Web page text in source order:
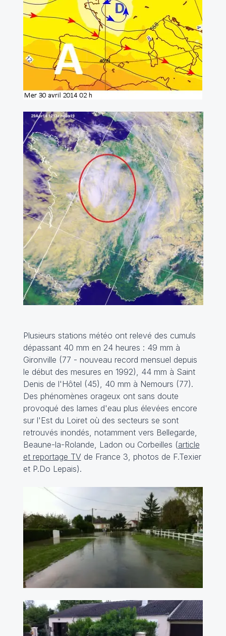
Plusieurs stations météo ont relevé des cumuls
dépassant 40 mm en 24 heures : 49 mm à
Gironville (77 - nouveau record mensuel depuis
le début des mesures en 1992), 44 mm à Saint
Denis de l'Hôtel (45), 40 mm à Nemours (77).
Des phénomènes orageux ont sans doute
provoqué des lames d'eau plus élevées encore
sur l'Est du Loiret où des secteurs se sont
retrouvés inondés, notamment vers Bellegarde,
Beaune-la-Rolande, Ladon ou Corbeilles (article
et reportage TVde France 3, photos de F.Texier
et P.Do Lepais).